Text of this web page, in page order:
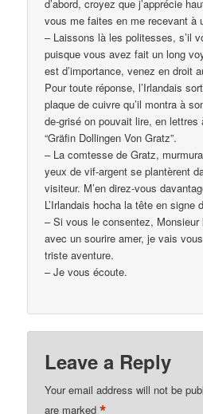
d’abord, croyez que j’apprécie
vous me faites en me recevant à
– Laissons là les politesses, s’il
puisque vous avez fait un long
est d’importance, venez en droit
Pour toute réponse, l’Irlandais
plaque de cuivre qu’il montra à
de-grisé on pouvait lire, en lettres
“Gräfin Dollingen Von Gratz”.
– La comtesse de Gratz,
yeux de vif-argent se plantèrent
visiteur. M’en direz-vous
L’Irlandais hocha la tête en signe
– Si vous le consentez, Monsieur
avec un sourire amer, je vais
triste aventure.
– Je vous écoute.
Leave a Reply
Your email address will not be
are marked